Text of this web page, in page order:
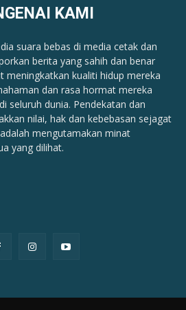
KAMI
suara bebas di media cetak dan
berita yang sahih dan benar
meningkatkan kualiti hidup mereka
dan rasa hormat mereka
seluruh dunia. Pendekatan dan
nilai, hak dan kebebasan sejagat
mengutamakan minat
yang dilihat.